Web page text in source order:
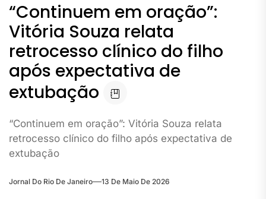
“Continuem em oração”:
Vitória Souza relata
retrocesso clínico do filho
após expectativa de
extubação
“Continuem em oração”: Vitória Souza relata
retrocesso clínico do filho após expectativa de
extubação
Jornal Do Rio De Janeiro 13 De Maio De 2026